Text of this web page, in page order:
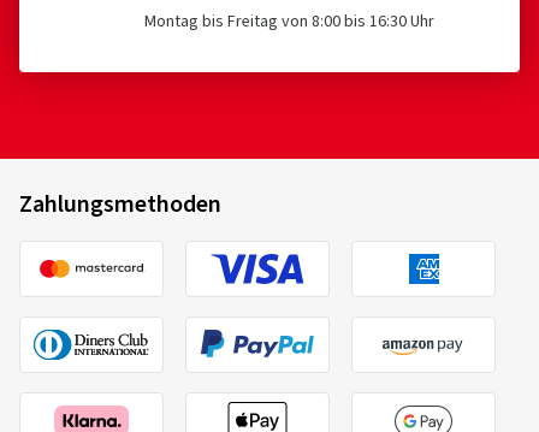
06.05.2023
Verifizierter Kauf
Tino B., Österreich
Felgengröße in Zoll:9x20 - ET 40 - LK 5x112
Montag bis Freitag von 8:00 bis 16:30 Uhr
Zahlungsmethoden